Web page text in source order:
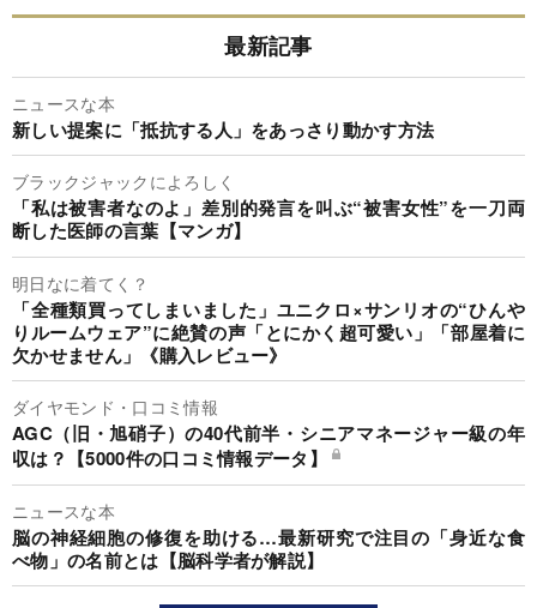
最新記事
ニュースな本
新しい提案に「抵抗する人」をあっさり動かす方法
ブラックジャックによろしく
「私は被害者なのよ」差別的発言を叫ぶ“被害女性”を一刀両
断した医師の言葉【マンガ】
明日なに着てく？
「全種類買ってしまいました」ユニクロ×サンリオの“ひんや
りルームウェア”に絶賛の声「とにかく超可愛い」「部屋着に
欠かせません」《購入レビュー》
ダイヤモンド・口コミ情報
AGC（旧・旭硝子）の40代前半・シニアマネージャー級の年
収は？【5000件の口コミ情報データ】
ニュースな本
脳の神経細胞の修復を助ける…最新研究で注目の「身近な食
べ物」の名前とは【脳科学者が解説】